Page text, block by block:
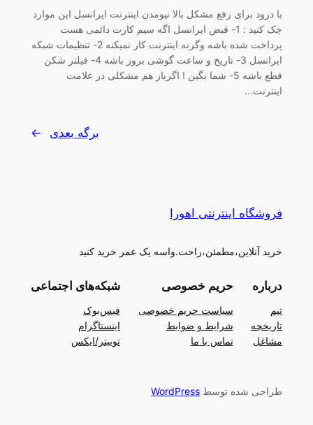
با درود برای رفع مشکل بالا نیومدن اینترنت ایرانسل این موارد
چک کنید : 1- قبض ایرانسل اگه سیم کارت دائمی هست
پرداخت شده باشه وگرنه اینترنت کار نمیکنه 2- تنظیمات شبکه
ایرانسل 3- تاریخ و ساعت گوشی بروز باشه 4- فیلتر شکن
قطع باشه 5- شما بگین ! اگرباز هم مشکلی در علامت
اینترنت…
برگه بعدی →
فروشگاه اینترنتی اهورا
خرید آنلاین،مطمئن،راحت.واسه یک عمر خرید کنید
درباره
تیم
تاریخچه
مشاغل
حریم خصوصی
سیاست حریم خصوصی
شرایط و ضوابط
تماس با ما
شبکه‌های اجتماعی
فیس‌بوک
اینستاگرام
توییتر/ایکس
طراحی شده توسط WordPress